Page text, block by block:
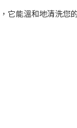
， 它能溫和地清洗您